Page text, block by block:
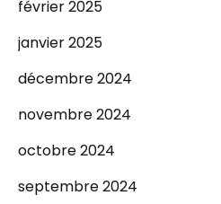
février 2025
janvier 2025
décembre 2024
novembre 2024
octobre 2024
septembre 2024